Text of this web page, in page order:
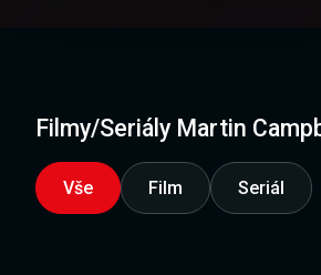
Filmy/Seriály Martin
Vše Film Seriál